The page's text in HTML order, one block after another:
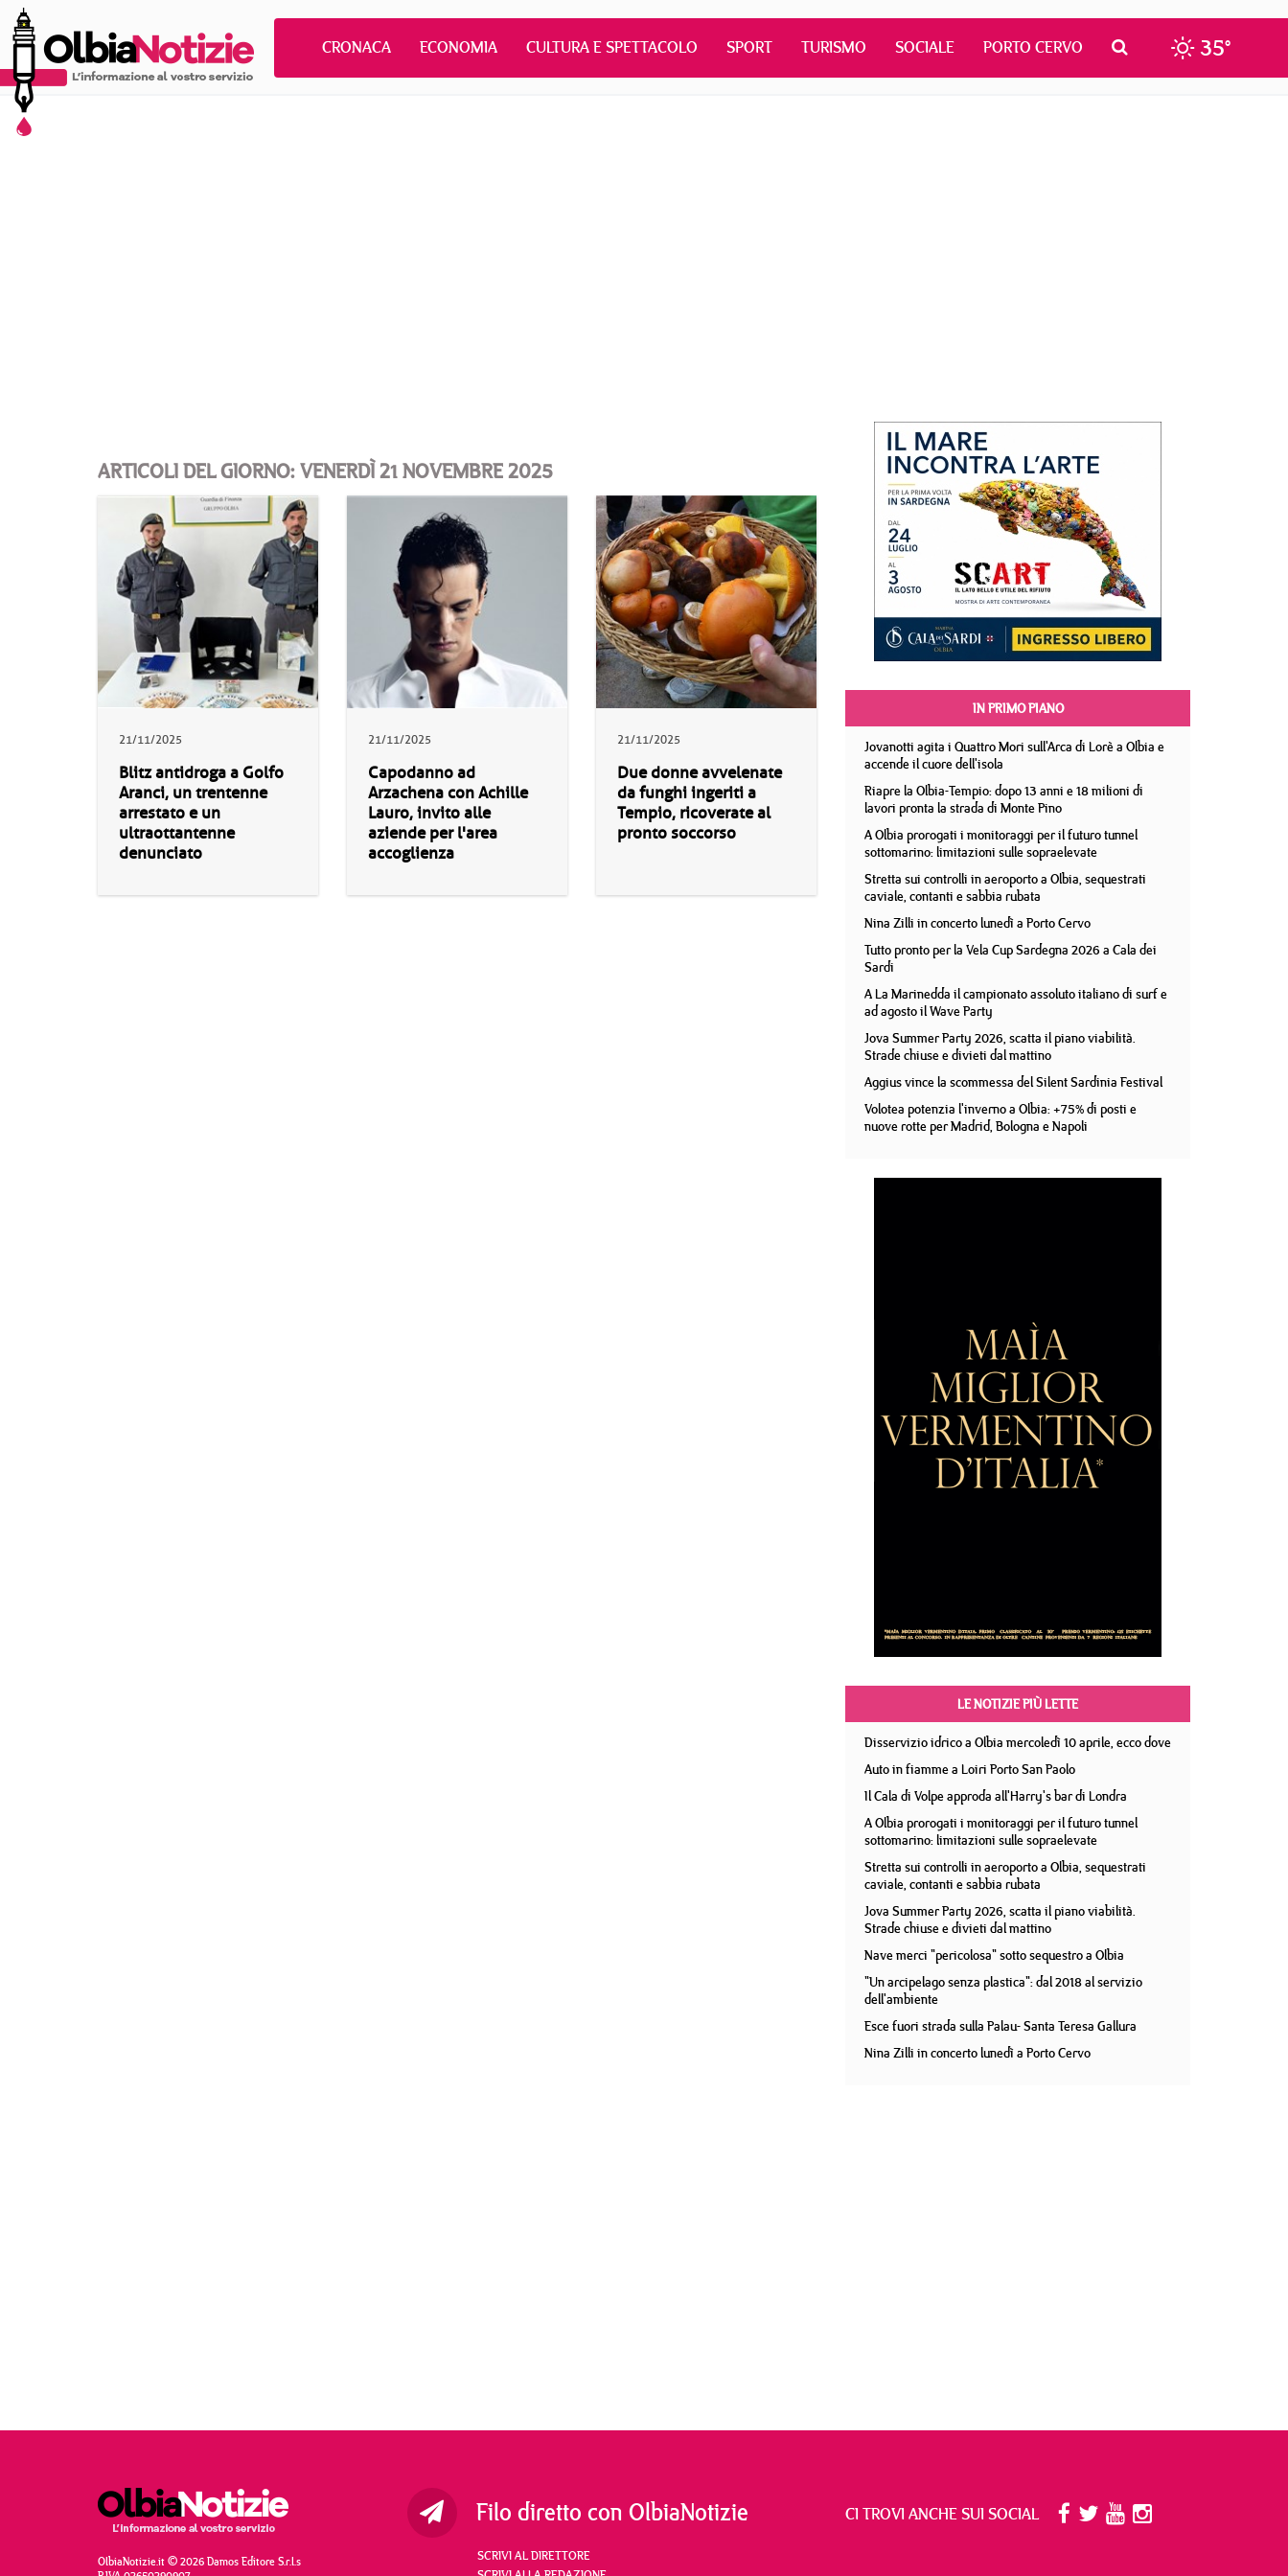
CRONACA ECONOMIA CULTURA E SPETTACOLO SPORT TURISMO SOCIALE PORTO CERVO 35°
ARTICOLI DEL GIORNO: VENERDÌ 21 NOVEMBRE 2025
21/11/2025
Blitz antidroga a Golfo
Aranci, un trentenne
arrestato e un
ultraottantenne
denunciato
21/11/2025
Capodanno ad
Arzachena con Achille
Lauro, invito alle
aziende per l'area
accoglienza
21/11/2025
Due donne avvelenate
da funghi ingeriti a
Tempio, ricoverate al
pronto soccorso
IN PRIMO PIANO
Jovanotti agita i Quattro Mori sull'Arca di Lorè a Olbia e
accende il cuore dell'isola
Riapre la Olbia-Tempio: dopo 13 anni e 18 milioni di
lavori pronta la strada di Monte Pino
A Olbia prorogati i monitoraggi per il futuro tunnel
sottomarino: limitazioni sulle sopraelevate
Stretta sui controlli in aeroporto a Olbia, sequestrati
caviale, contanti e sabbia rubata
Nina Zilli in concerto lunedì a Porto Cervo
Tutto pronto per la Vela Cup Sardegna 2026 a Cala dei
Sardi
A La Marinedda il campionato assoluto italiano di surf e
ad agosto il Wave Party
Jova Summer Party 2026, scatta il piano viabilità.
Strade chiuse e divieti dal mattino
Aggius vince la scommessa del Silent Sardinia Festival
Volotea potenzia l'inverno a Olbia: +75% di posti e
nuove rotte per Madrid, Bologna e Napoli
LE NOTIZIE PIÙ LETTE
Disservizio idrico a Olbia mercoledì 10 aprile, ecco dove
Auto in fiamme a Loiri Porto San Paolo
Il Cala di Volpe approda all'Harry's bar di Londra
A Olbia prorogati i monitoraggi per il futuro tunnel
sottomarino: limitazioni sulle sopraelevate
Stretta sui controlli in aeroporto a Olbia, sequestrati
caviale, contanti e sabbia rubata
Jova Summer Party 2026, scatta il piano viabilità.
Strade chiuse e divieti dal mattino
Nave merci "pericolosa" sotto sequestro a Olbia
"Un arcipelago senza plastica": dal 2018 al servizio
dell'ambiente
Esce fuori strada sulla Palau- Santa Teresa Gallura
Nina Zilli in concerto lunedì a Porto Cervo
OlbiaNotizie.it © 2026 Damos Editore S.r.l.s
Filo diretto con OlbiaNotizie
SCRIVI AL DIRETTORE
CI TROVI ANCHE SUI SOCIAL